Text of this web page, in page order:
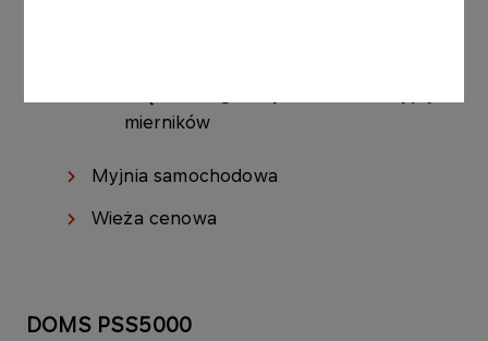
mierników
Myjnia samochodowa
Wieża cenowa
DOMS PSS5000